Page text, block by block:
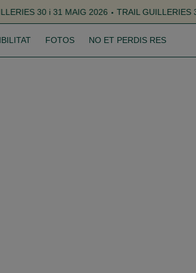
GUILLERIES 30 i 31 MAIG 2026 TRAIL
FOTOS NO ET PERDIS RES